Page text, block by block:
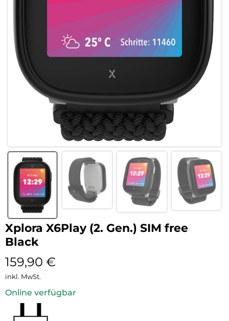
Xplora X6Play (2. Gen.) SIM free
Black
159,90 €
inkl. MwSt.
Online verfügbar